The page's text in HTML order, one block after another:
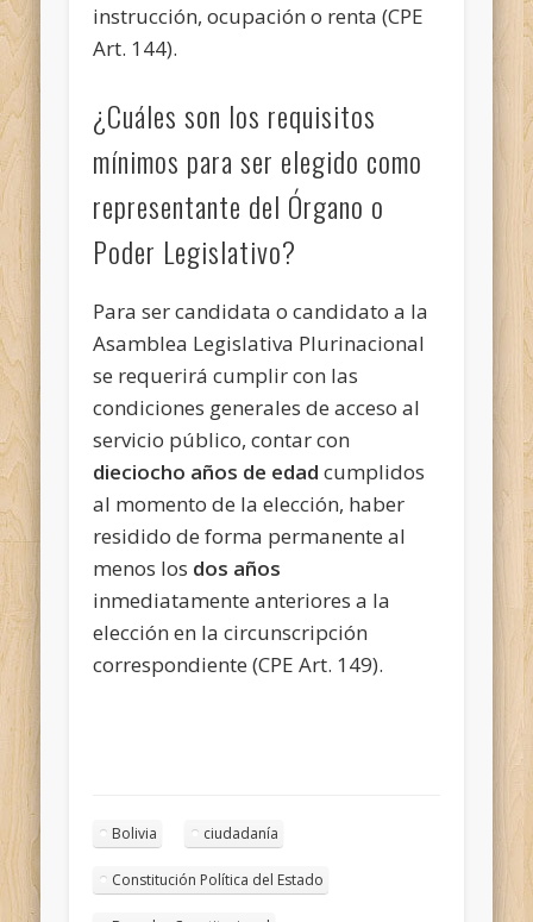
instrucción, ocupación o renta (CPE
Art. 144).
¿Cuáles son los requisitos
mínimos para ser elegido como
representante del Órgano o
Poder Legislativo?
Para ser candidata o candidato a la
Asamblea Legislativa Plurinacional
se requerirá cumplir con las
condiciones generales de acceso al
servicio público, contar con
dieciocho años de edad cumplidos
al momento de la elección, haber
residido de forma permanente al
menos los dos años
inmediatamente anteriores a la
elección en la circunscripción
correspondiente (CPE Art. 149).
Bolivia ciudadanía
Constitución Política del Estado